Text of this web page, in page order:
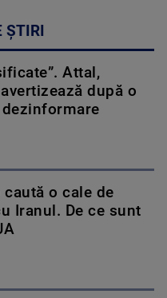
ȘTIRI
Attal,
după o
o cale de
Iranul. De ce sunt